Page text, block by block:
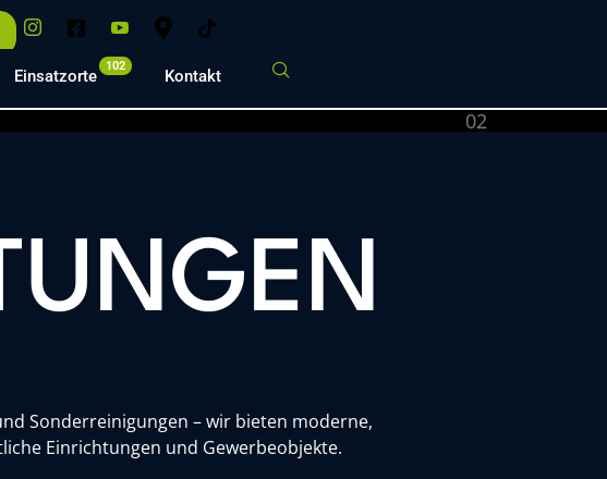
Einsatzorte
102
Kontakt
Sonderreinigungen – wir bieten moderne,
Einrichtungen und Gewerbeobjekte.